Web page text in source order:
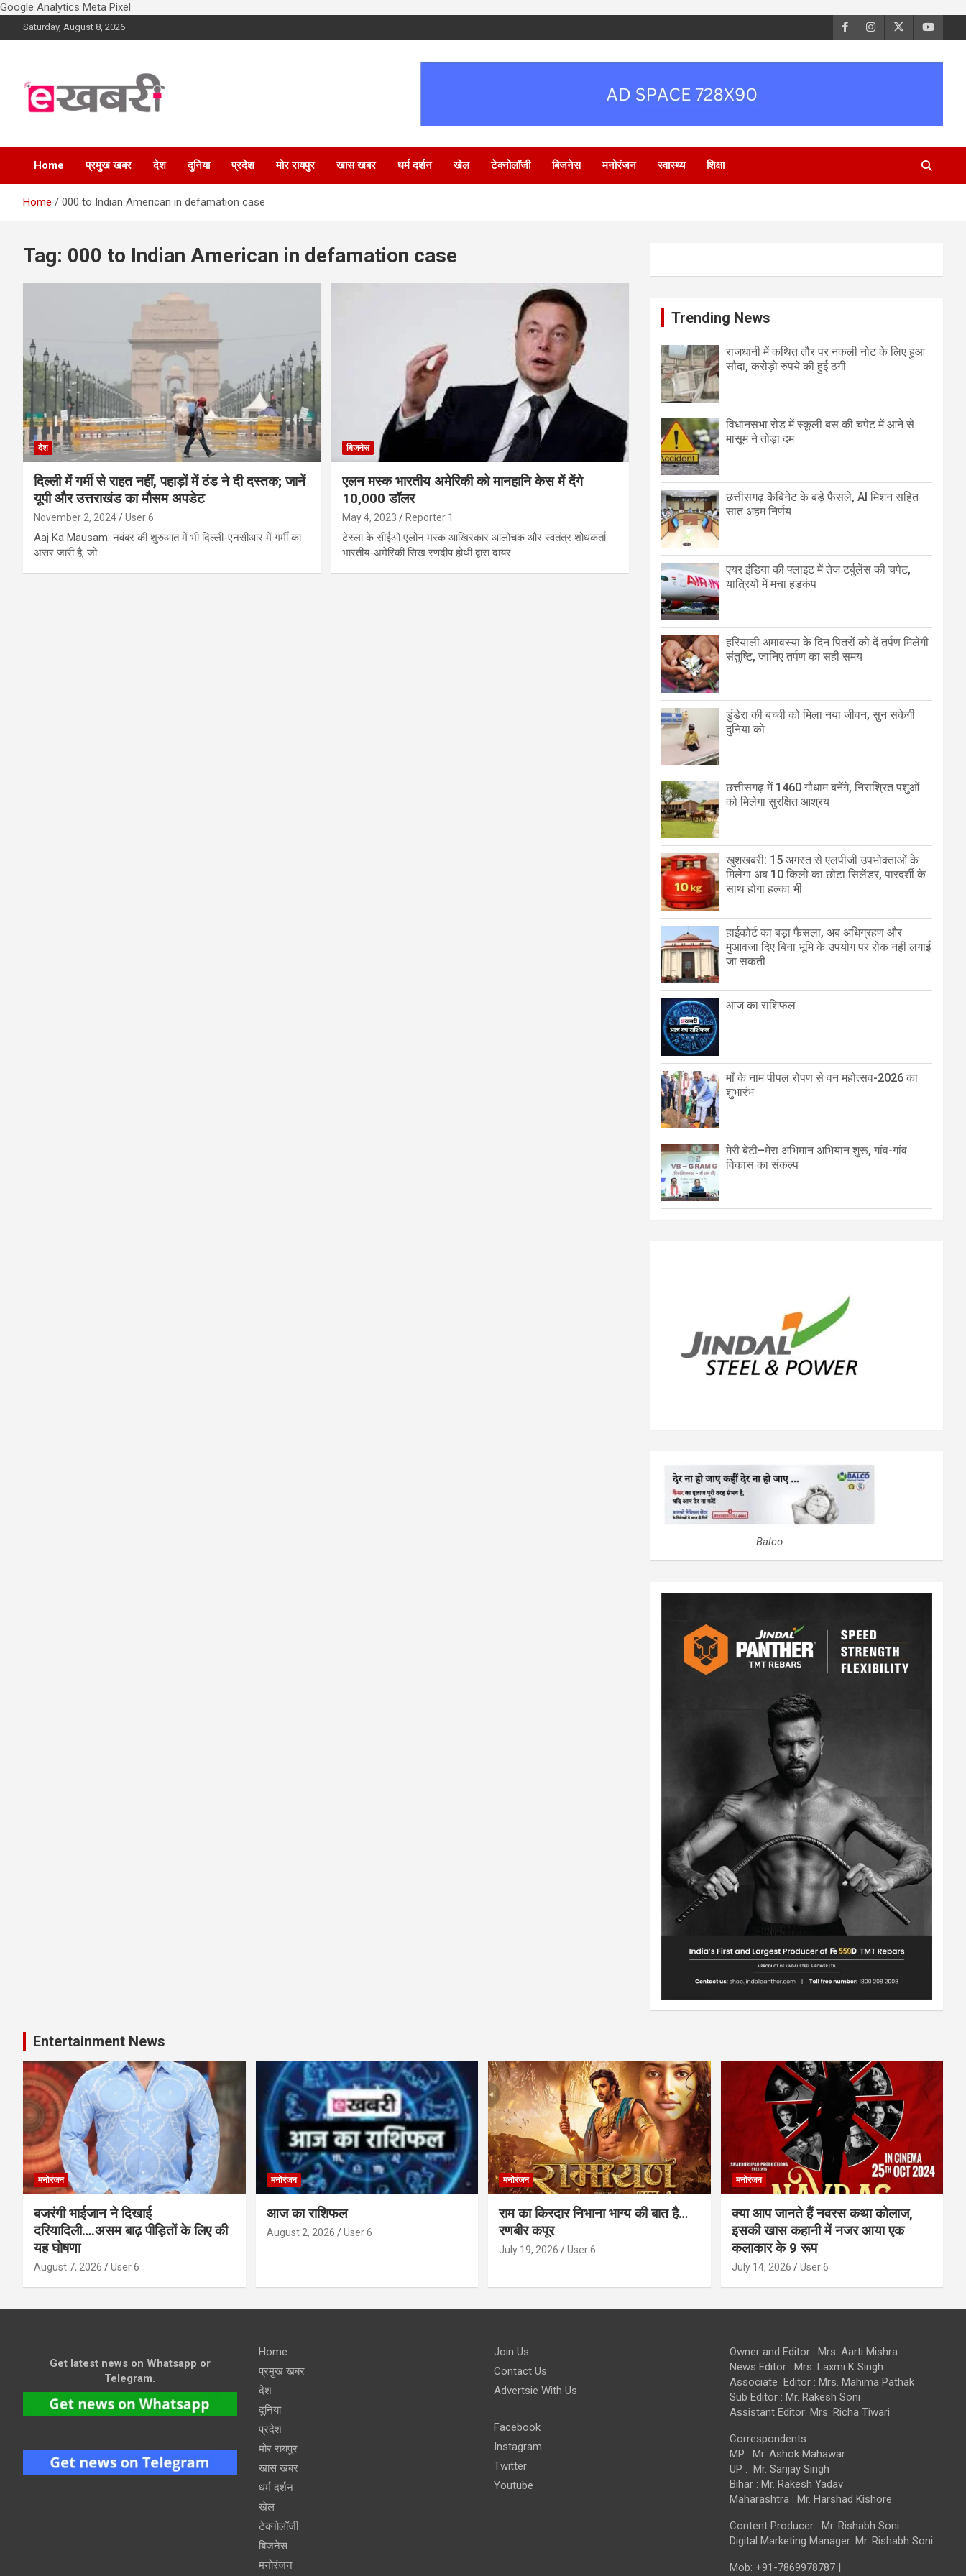
Google Analytics Meta Pixel
to
Saturday, August 8, 2026
Home प्रमुख खबर देश दुनिया प्रदेश मोर रायपुर खास खबर धर्म दर्शन खेल टेक्नोलॉजी बिजनेस मनोरंजन स्वास्थ्य शिक्षा
Home 000 to Indian American in defamation case
Tag: 000 to Indian American in defamation case
देश
दिल्ली में गर्मी से राहत नहीं, पहाड़ों में ठंड ने दी दस्तक; जानें
यूपी और उत्तराखंड का मौसम अपडेट
November 2, 2024 User 6
Aaj Ka Mausam: नवंबर की शुरुआत में भी दिल्ली-एनसीआर में गर्मी का
असर जारी है, जो…
बिजनेस
एलन मस्क भारतीय अमेरिकी को मानहानि केस में देंगे
10,000 डॉलर
May 4, 2023 Reporter 1
टेस्ला के सीईओ एलोन मस्क आखिरकार आलोचक और स्वतंत्र शोधकर्ता
भारतीय-अमेरिकी सिख रणदीप होथी द्वारा दायर…
Trending News
राजधानी में कथित तौर पर नकली नोट के लिए हुआ
सौदा, करोड़ो रुपये की हुई ठगी
विधानसभा रोड में स्कूली बस की चपेट में आने से
मासूम ने तोड़ा दम
छत्तीसगढ़ कैबिनेट के बड़े फैसले, AI मिशन सहित
सात अहम निर्णय
एयर इंडिया की फ्लाइट में तेज टर्बुलेंस की चपेट,
यात्रियों में मचा हड़कंप
हरियाली अमावस्या के दिन पितरों को दें तर्पण मिलेगी
संतुष्टि, जानिए तर्पण का सही समय
डुंडेरा की बच्ची को मिला नया जीवन, सुन सकेगी
दुनिया को
छत्तीसगढ़ में 1460 गौधाम बनेंगे, निराश्रित पशुओं
को मिलेगा सुरक्षित आश्रय
खुशखबरी: 15 अगस्त से एलपीजी उपभोक्ताओं के
मिलेगा अब 10 किलो का छोटा सिलेंडर, पारदर्शी के
साथ होगा हल्का भी
हाईकोर्ट का बड़ा फैसला, अब अधिग्रहण और
मुआवजा दिए बिना भूमि के उपयोग पर रोक नहीं लगाई
जा सकती
आज का राशिफल
माँ के नाम पीपल रोपण से वन महोत्सव-2026 का
शुभारंभ
मेरी बेटी–मेरा अभिमान अभियान शुरू, गांव-गांव
विकास का संकल्प
Balco
Entertainment News
मनोरंजन
बजरंगी भाईजान ने दिखाई
दरियादिली….असम बाढ़ पीड़ितों के लिए की
यह घोषणा
August 7, 2026 User 6
मनोरंजन
आज का राशिफल
August 2, 2026 User 6
मनोरंजन
राम का किरदार निभाना भाग्य की बात है…
रणबीर कपूर
July 19, 2026 User 6
मनोरंजन
क्या आप जानते हैं नवरस कथा कोलाज,
इसकी खास कहानी में नजर आया एक
कलाकार के 9 रूप
July 14, 2026 User 6
Get latest news on Whatsapp or
Telegram.
Home
प्रमुख खबर
देश
दुनिया
प्रदेश
मोर रायपुर
खास खबर
धर्म दर्शन
खेल
टेक्नोलॉजी
बिजनेस
मनोरंजन
Join Us
Contact Us
Advertsie With Us
Facebook
Instagram
Twitter
Youtube
Owner and Editor : Mrs. Aarti Mishra
News Editor : Mrs. Laxmi K Singh
Associate Editor : Mrs. Mahima Pathak
Sub Editor : Mr. Rakesh Soni
Assistant Editor: Mrs. Richa Tiwari
Correspondents :
MP : Mr. Ashok Mahawar
UP : Mr. Sanjay Singh
Bihar : Mr. Rakesh Yadav
Maharashtra : Mr. Harshad Kishore
Content Producer: Mr. Rishabh Soni
Digital Marketing Manager: Mr. Rishabh Soni
Mob: +91-7869978787 |